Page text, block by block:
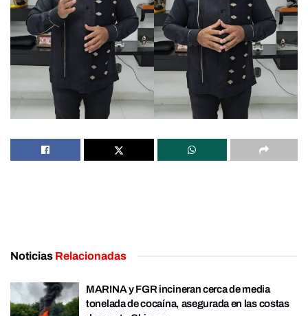
Noticias Relacionadas
MARINA y FGR incineran cerca de media
tonelada de cocaína, asegurada en las costas